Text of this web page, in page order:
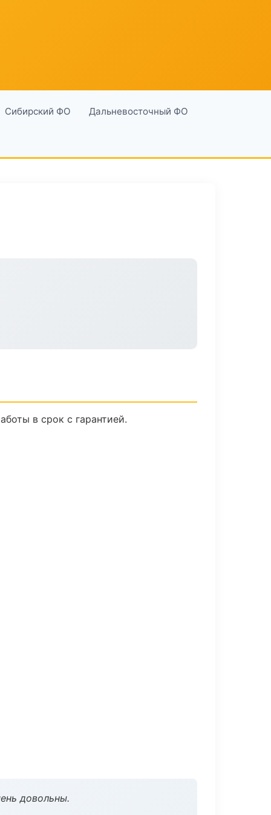
Сибирский ФО Дальневосточный ФО
в срок с гарантией.
довольны.